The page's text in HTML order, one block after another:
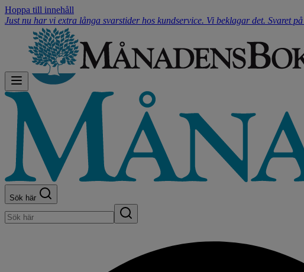
Hoppa till innehåll
Just nu har vi extra långa svarstider hos kundservice. Vi beklagar det. Svaret
Sök här